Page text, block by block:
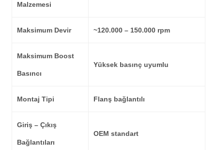
Malzemesi
Maksimum Devir ~120.000 – 150.000 rpm
Maksimum Boost
Basıncı
Yüksek basınç uyumlu
Montaj Tipi Flanş bağlantılı
Giriş – Çıkış
Bağlantıları
OEM standart